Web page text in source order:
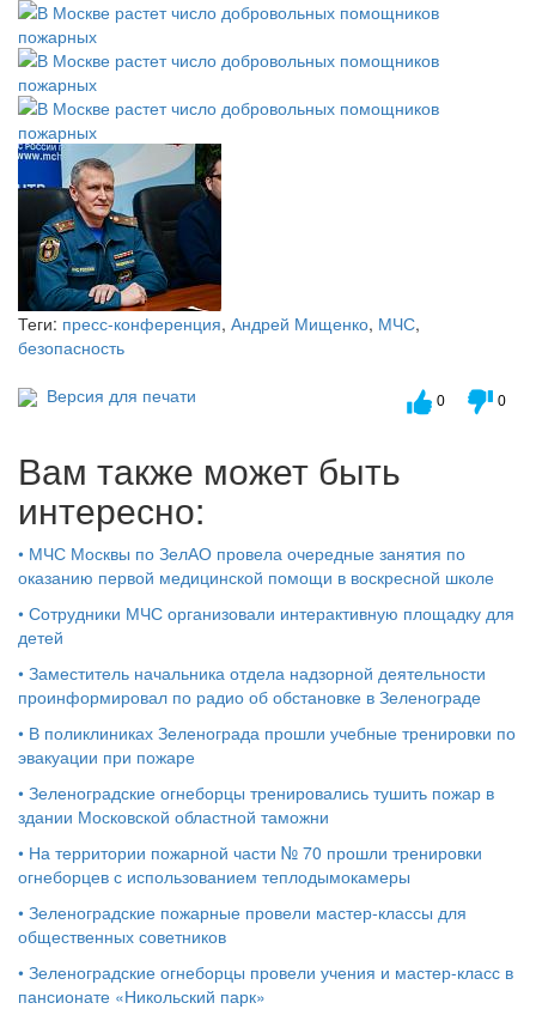
Теги: пресс-конференция, Андрей Мищенко, МЧС,
безопасность
Версия для печати
0 0
Вам также может быть
интересно:
• МЧС Москвы по ЗелАО провела очередные занятия по
оказанию первой медицинской помощи в воскресной школе
• Сотрудники МЧС организовали интерактивную площадку для
детей
• Заместитель начальника отдела надзорной деятельности
проинформировал по радио об обстановке в Зеленограде
• В поликлиниках Зеленограда прошли учебные тренировки по
эвакуации при пожаре
• Зеленоградские огнеборцы тренировались тушить пожар в
здании Московской областной таможни
• На территории пожарной части № 70 прошли тренировки
огнеборцев с использованием теплодымокамеры
• Зеленоградские пожарные провели мастер-классы для
общественных советников
• Зеленоградские огнеборцы провели учения и мастер-класс в
пансионате «Никольский парк»